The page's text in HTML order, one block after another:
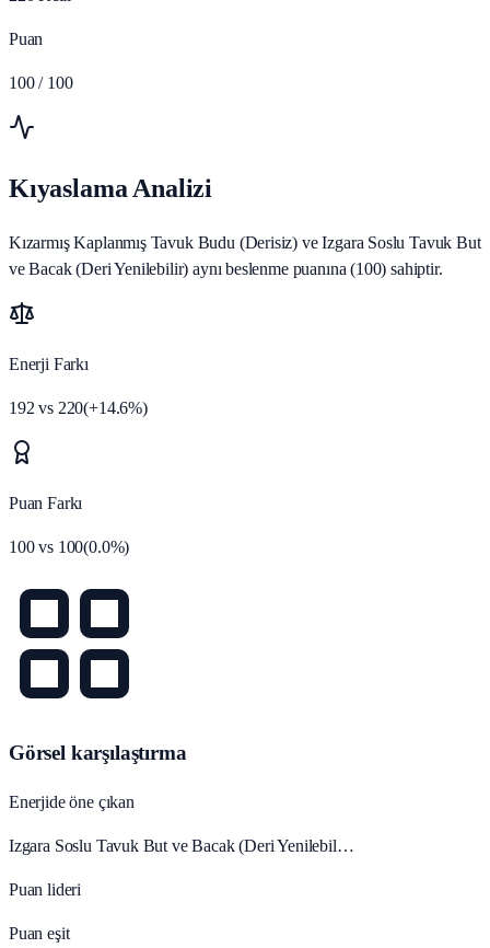
Puan
100 / 100
Kıyaslama Analizi
Kızarmış Kaplanmış Tavuk Budu (Derisiz) ve Izgara Soslu Tavuk But
ve Bacak (Deri Yenilebilir) aynı beslenme puanına (100) sahiptir.
Enerji Farkı
192 vs 220(+14.6%)
Puan Farkı
100vs 100(0.0%)
Görsel karşılaştırma
Enerjide öne çıkan
Izgara Soslu Tavuk But ve Bacak (Deri Yenilebil…
Puan lideri
Puan eşit